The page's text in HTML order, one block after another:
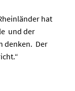
hat
und der
denken. Der